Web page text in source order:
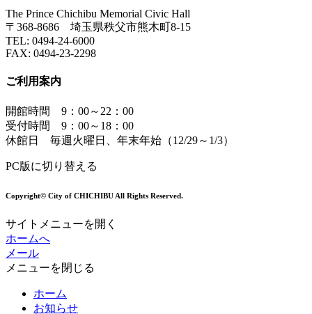
The Prince Chichibu Memorial Civic Hall
〒368-8686 埼玉県秩父市熊木町8-15
TEL: 0494-24-6000
FAX: 0494-23-2298
ご利用案内
開館時間 9：00～22：00
受付時間 9：00～18：00
休館日 毎週火曜日、年末年始（12/29～1/3）
PC版に切り替える
Copyright© City of CHICHIBU All Rights Reserved.
サイトメニューを開く
ホームへ
メール
メニューを閉じる
ホーム
お知らせ